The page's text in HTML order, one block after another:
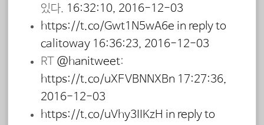
있다. 16:32:10, 2016-12-03
https://t.co/Gwt1N5wA6e in reply to
calitoway 16:36:23, 2016-12-03
RT @hanitweet:
https://t.co/uXFVBNNXBn 17:27:36,
2016-12-03
https://t.co/uVhy3IIKzH in reply to